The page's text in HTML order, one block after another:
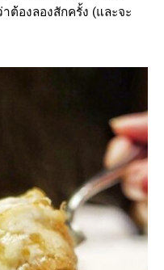
ต้องลองสักครั้ง (และจะ